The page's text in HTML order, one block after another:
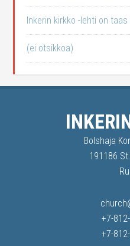
Inkerin kirkko -lehti on
(ei otsikkoa)
Bolshaja
191186
+7-
+7-